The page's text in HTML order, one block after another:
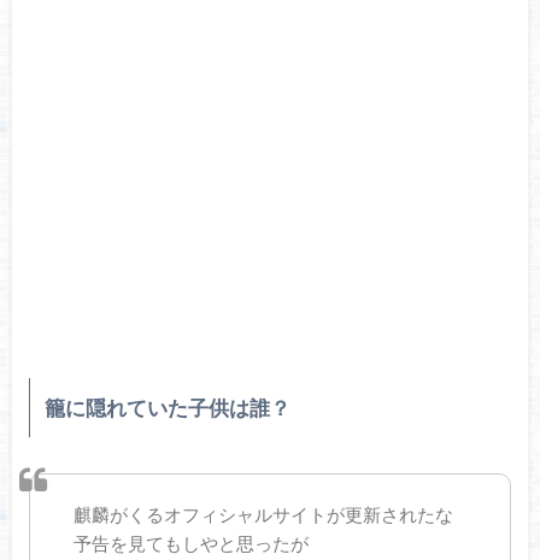
籠に隠れていた子供は誰？
麒麟がくるオフィシャルサイトが更新されたな
予告を見てもしやと思ったが